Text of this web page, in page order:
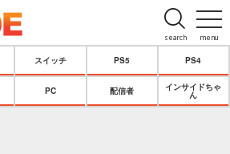
menu
search
スイッチ PS5 PS4
PC 配信者
インサイドちゃ
ん